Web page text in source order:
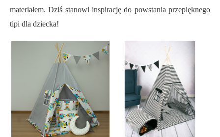
materiałem. Dziś stanowi inspirację do powstania przepięknego
tipi dla dziecka!